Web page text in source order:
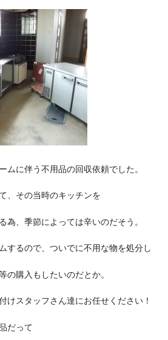
ムに伴う不用品の回収依頼でした。
、その当時のキッチンを
為、季節によっては辛いのだそう。
するので、ついでに不用な物を処分し
の購入もしたいのだとか。
けスタッフさん達にお任せください！
だって